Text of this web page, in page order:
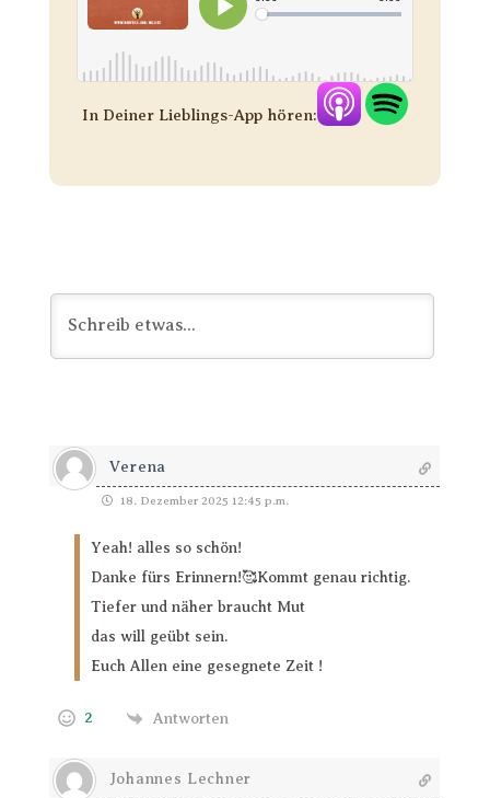
In Deiner Lieblings-App hören:
Verena
18. Dezember 2025 12:45 p.m.
Yeah! alles so schön!
Danke fürs Erinnern!🥰Kommt genau richtig.
Tiefer und näher braucht Mut
das will geübt sein.
Euch Allen eine gesegnete Zeit !
2 Antworten
Johannes Lechner